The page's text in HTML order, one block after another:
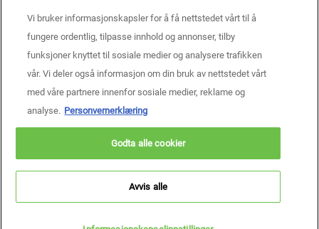
Produsentinformasjon
KIEHL'S
14, rue Royale - 75008 Paris France
consumercare@dk.oaccare.com
BETALINGSINNSTILLINGER
kr - NO (NO)
Denne nettsiden er først og fremst rettet mot personer bosatt i Norge.
Vi bruker informasjonskapsler for å få nettstedet vårt til å
fungere ordentlig, tilpasse innhold og annonser, tilby
funksjoner knyttet til sosiale medier og analysere trafikken
vår. Vi deler også informasjon om din bruk av nettstedet vårt
med våre partnere innenfor sosiale medier, reklame og
analyse. Personvernerklæring
Avvis alle
Godta alle cookier